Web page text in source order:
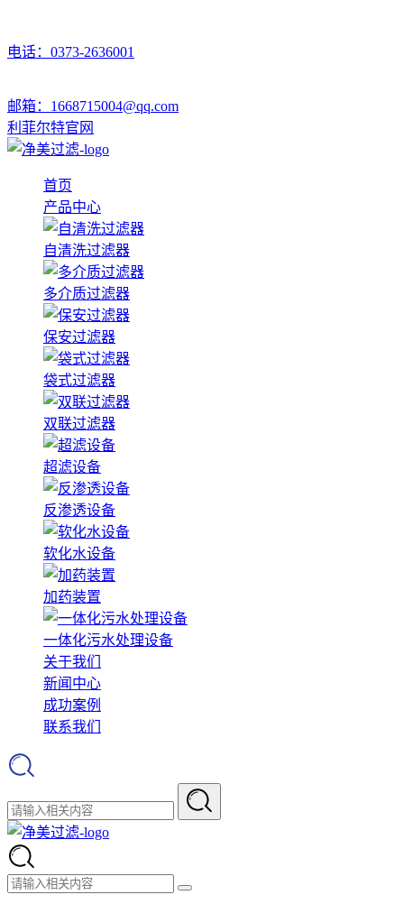
电话：0373-2636001
邮箱：1668715004@qq.com
利菲尔特官网
首页
产品中心
自清洗过滤器
多介质过滤器
保安过滤器
袋式过滤器
双联过滤器
超滤设备
反渗透设备
软化水设备
加药装置
一体化污水处理设备
关于我们
新闻中心
成功案例
联系我们